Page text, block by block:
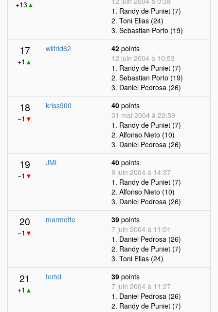
+13 ▲
1. Randy de Puniet (7)
2. Toni Elias (24)
3. Sebastian Porto (19)
17
+1 ▲
wilfrid62 42 points
12 juin 2004 à 10:53
1. Randy de Puniet (7)
2. Sebastian Porto (19)
3. Daniel Pedrosa (26)
18
−1 ▼
kriss900 40 points
31 mai 2004 à 22:59
1. Randy de Puniet (7)
2. Alfonso Nieto (10)
3. Daniel Pedrosa (26)
19
−1 ▼
JMi 40 points
8 juin 2004 à 14:37
1. Randy de Puniet (7)
2. Alfonso Nieto (10)
3. Daniel Pedrosa (26)
20
−1 ▼
marmotte 39 points
7 juin 2004 à 11:01
1. Daniel Pedrosa (26)
2. Randy de Puniet (7)
3. Toni Elias (24)
21
+1 ▲
tortel 39 points
7 juin 2004 à 11:27
1. Daniel Pedrosa (26)
2. Randy de Puniet (7)